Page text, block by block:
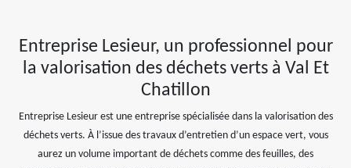
Entreprise Lesieur, un professionnel pour
la valorisation des déchets verts à Val Et
Chatillon
Entreprise Lesieur est une entreprise spécialisée dans la valorisation des
déchets verts. À l’issue des travaux d’entretien d’un espace vert, vous
aurez un volume important de déchets comme des feuilles, des